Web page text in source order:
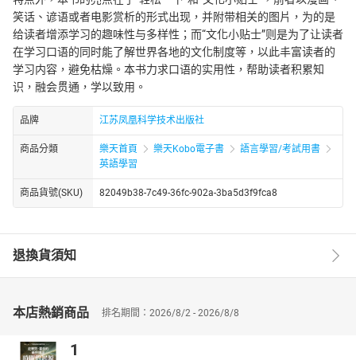
笑话、谚语或者电影赏析的形式出现，并附带相关的图片，为的是
给读者增添学习的趣味性与多样性；而“文化小贴士”则是为了让读者
在学习口语的同时能了解世界各地的文化制度等，以此丰富读者的
学习内容，避免枯燥。本书力求口语的实用性，帮助读者积累知
识，融会贯通，学以致用。
品牌 江苏凤凰科学技术出版社
商品分類 樂天首頁 樂天Kobo電子書
語言學習/考試用書
英語學習
商品貨號(SKU) 82049b38-7c49-36fc-902a-3ba5d3f9fca8
退換貨須知
本店熱銷商品 排名期間：2026/8/2 - 2026/8/8
1